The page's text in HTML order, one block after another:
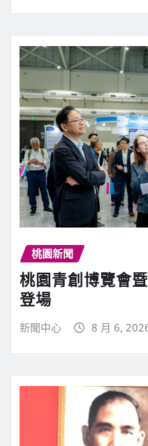
桃園新聞
桃園青創博覽會
登場
新聞中心 8 月 6,